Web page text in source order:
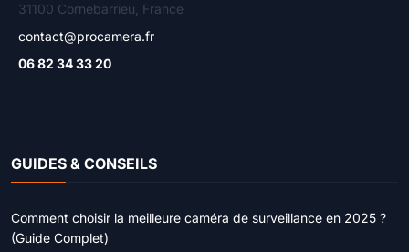
31100 Cornebarrieu, France
contact@procamera.fr
06 82 34 33 20
GUIDES & CONSEILS
Comment choisir la meilleure caméra de surveillance en 2025 ?
(Guide Complet)